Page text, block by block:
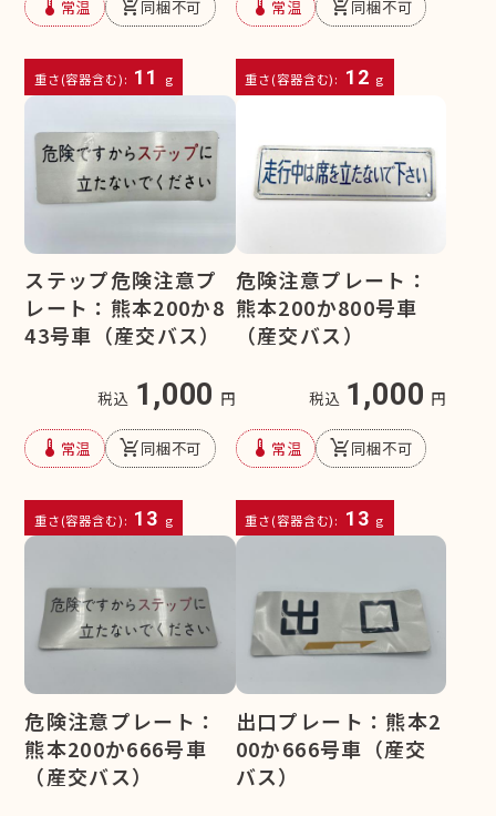
device_thermostat 常温 remove_shopping_cart同梱不可
重さ(容器含む): 11 g
device_thermostat 常温 remove_shopping_cart同梱不可
重さ(容器含む): 12 g
ステップ危険注意プ
レート：熊本200か8
43号車（産交バス）
税込 1,000 円
device_thermostat 常温 remove_shopping_cart同梱不可
重さ(容器含む): 13 g
危険注意プレート：
熊本200か800号車
（産交バス）
税込 1,000 円
device_thermostat 常温 remove_shopping_cart同梱不可
重さ(容器含む): 13 g
危険注意プレート：
熊本200か666号車
（産交バス）
出口プレート：熊本2
00か666号車（産交
バス）